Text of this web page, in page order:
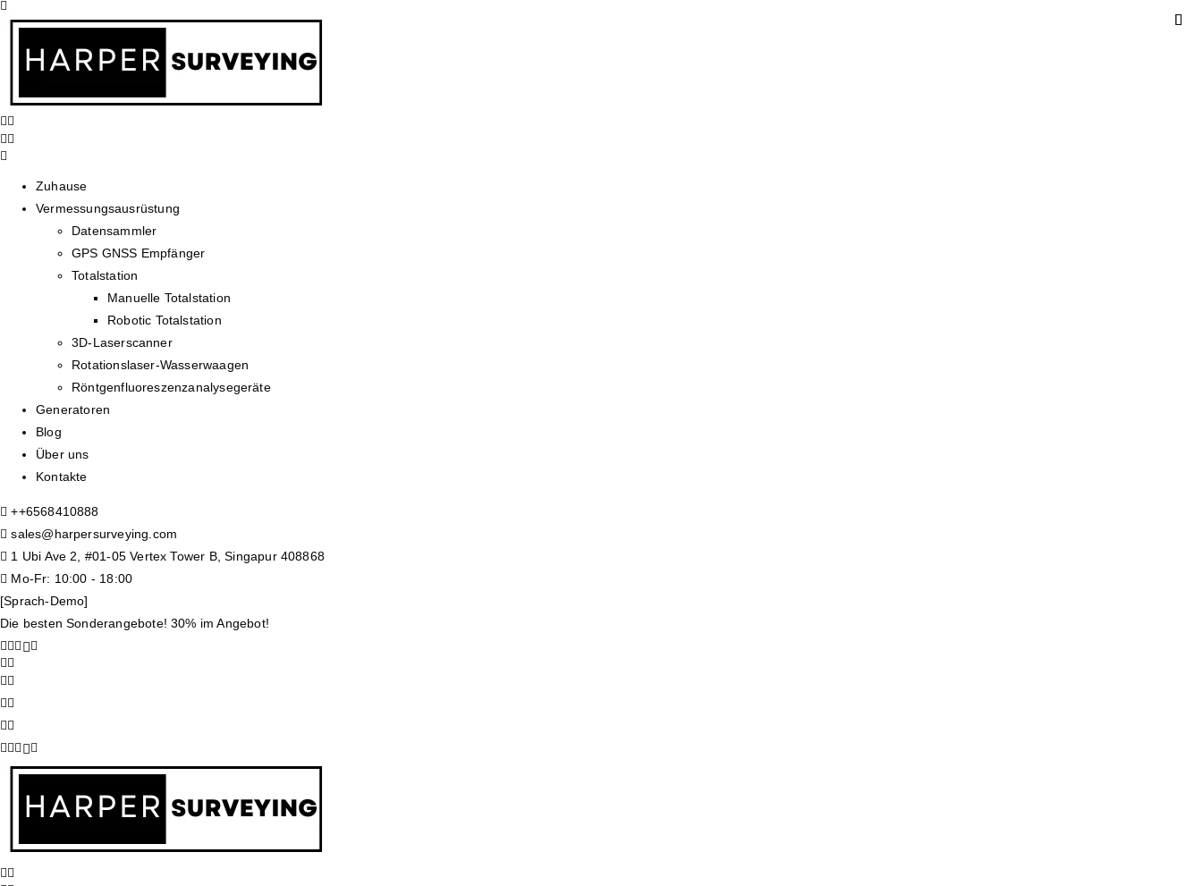
Zuhause
Vermessungsausrüstung
Datensammler
GPS GNSS Empfänger
Totalstation
Manuelle Totalstation
Robotic Totalstation
3D-Laserscanner
Rotationslaser-Wasserwaagen
Röntgenfluoreszenzanalysegeräte
Generatoren
Blog
Über uns
Kontakte
++6568410888
sales@harpersurveying.com
1 Ubi Ave 2, #01-05 Vertex Tower B, Singapur 408868
Mo-Fr: 10:00 - 18:00
[Sprach-Demo]
Die besten Sonderangebote! 30% im Angebot!